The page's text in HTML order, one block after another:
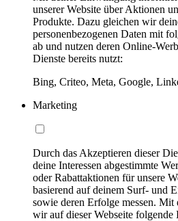
unserer Website über Aktionen
Produkte. Dazu gleichen wir
personenbezogenen Daten mit
ab und nutzen deren Online-
Dienste bereits nutzt:
Bing, Criteo, Meta, Google,
Marketing
Durch das Akzeptieren dieser
deine Interessen abgestimmte
oder Rabattaktionen für unsere
basierend auf deinem Surf- und
sowie deren Erfolge messen.
wir auf dieser Webseite folgende